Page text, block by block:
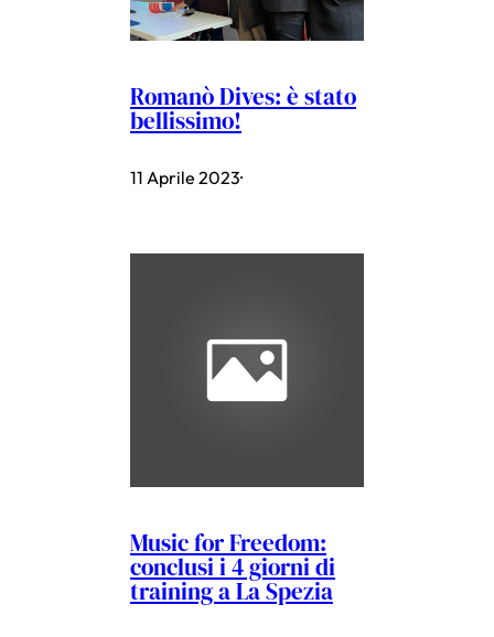
Romanò Dives: è stato
bellissimo!
11 Aprile 2023·
Music for Freedom:
conclusi i 4 giorni di
training a La Spezia